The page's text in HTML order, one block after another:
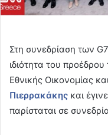
Στη συνεδρίαση των
ιδιότητα του
Εθνικής Οικονομίας
Πιερρακάκης και
παρίσταται σε